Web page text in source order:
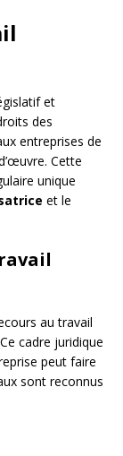
et
des
entreprises de
Cette
unique
et le
au travail
cadre juridique
peut faire
sont reconnus